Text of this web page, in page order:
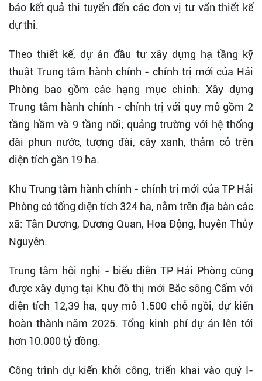
báo kết quả thi tuyển đến các đơn vị tư vấn thiết kế
dự thi.
Theo thiết kế, dự án đầu tư xây dựng hạ tầng kỹ
thuật Trung tâm hành chính - chính trị mới của Hải
Phòng bao gồm các hạng mục chính: Xây dựng
Trung tâm hành chính - chính trị với quy mô gồm 2
tầng hầm và 9 tầng nổi; quảng trường với hệ thống
đài phun nước, tượng đài, cây xanh, thảm cỏ trên
diện tích gần 19 ha.
Khu Trung tâm hành chính - chính trị mới của TP Hải
Phòng có tổng diện tích 324 ha, nằm trên địa bàn các
xã: Tân Dương, Dương Quan, Hoa Động, huyện Thủy
Nguyên.
Trung tâm hội nghị - biểu diễn TP Hải Phòng cũng
được xây dựng tại Khu đô thị mới Bắc sông Cấm với
diện tích 12,39 ha, quy mô 1.500 chỗ ngồi, dự kiến
hoàn thành năm 2025. Tổng kinh phí dự án lên tới
hơn 10.000 tỷ đồng.
Công trình dự kiến khởi công, triển khai vào quý I-